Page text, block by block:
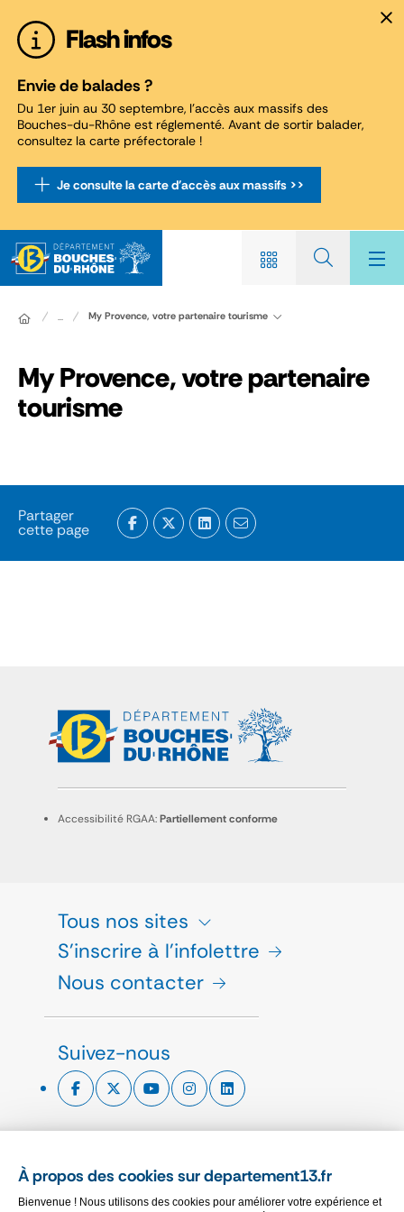
À propos des cookies sur departement13.fr
Bienvenue ! Nous utilisons des cookies pour améliorer votre expérience et
Flash infos
Envie de balades ?
Du 1er juin au 30 septembre, l'accès aux massifs des
Bouches-du-Rhône est réglementé. Avant de sortir balader,
consultez la carte préfectorale !
Je consulte la carte d'accès aux massifs >>
... My Provence, votre partenaire tourisme
My Provence, votre partenaire
tourisme
Partager
cette page
Accessibilité RGAA:Partiellement conforme
Tous nos sites
S'inscrire à l'infolettre
Nous contacter
Suivez-nous
CHARTE GRAPHIQUE